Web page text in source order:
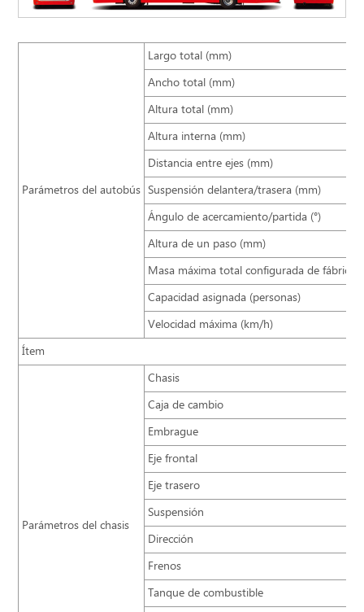
Parámetros del autobús
Largo total (mm)
Ancho total (mm)
Altura total (mm)
Altura interna (mm)
Distancia entre ejes (mm)
Suspensión delantera/trasera (mm)
Ángulo de acercamiento/partida (°)
Altura de un paso (mm)
Masa máxima total configurada de fábrica
Capacidad asignada (personas)
Velocidad máxima (km/h)
Ítem
Parámetros del chasis
Chasis
Caja de cambio
Embrague
Eje frontal
Eje trasero
Suspensión
Dirección
Frenos
Tanque de combustible